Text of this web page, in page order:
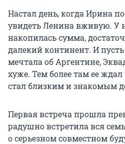
Настал день, когда Ирина
увидеть Ленина вживую. У
накопилась сумма,
далекий континент. И
мечтала об Аргентине,
хуже. Тем более там ее
стал близким и знакомым
Первая встреча прошла
радушно встретила вся
о серьезном совместном